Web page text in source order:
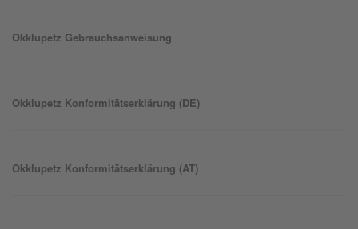
Okklupetz Gebrauchsanweisung
Okklupetz Konformitätserklärung (DE)
Okklupetz Konformitätserklärung (AT)